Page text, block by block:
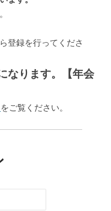
登録を行ってくださ
なります。【年会
をご覧ください。